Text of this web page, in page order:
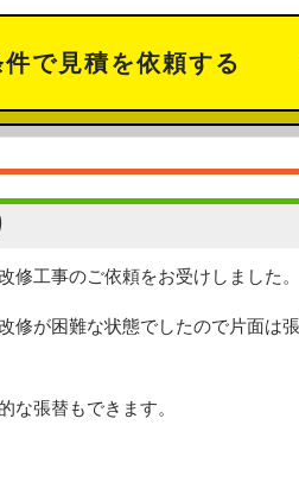
で見積を依頼する
修工事のご依頼をお受けしました。
修が困難な状態でしたので片面は
な張替もできます。